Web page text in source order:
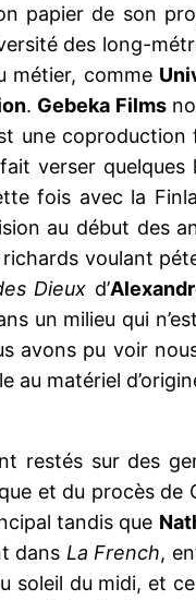
papier de son
des long-
métier, comme
. Gebeka Films
une coproduction
verser quelques
fois avec la
au début des
voulant
Dieux d’
milieu qui
avons pu voir
au matériel
restés sur des
et du procès de
tandis que
dans La French,
soleil du midi, et